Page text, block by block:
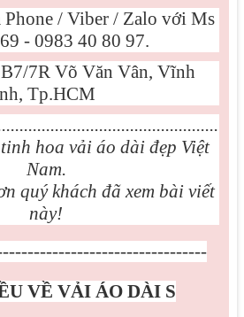
Phone / Viber / Zalo với Ms
- 0983 40 80 97.
7R Võ Văn Vân, Vĩnh
Tp.HCM
hoa vải áo dài đẹp Việt
Nam.
quý khách đã xem bài viết
này!
VỀ VẢI ÁO DÀI S